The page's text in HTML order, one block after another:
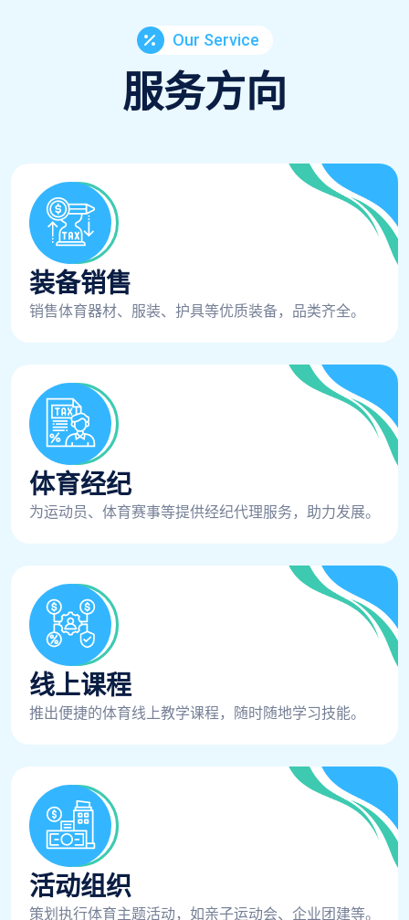
Our Service
服务方向
装备销售
销售体育器材、服装、护具等优质装备，品类齐全。
体育经纪
为运动员、体育赛事等提供经纪代理服务，助力发展。
线上课程
推出便捷的体育线上教学课程，随时随地学习技能。
活动组织
策划执行体育主题活动，如亲子运动会、企业团建等。